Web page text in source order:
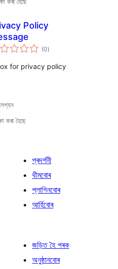
Policy
(0টা
মুঠ)
for privacy policy
কৰা হৈছে
প্ৰদৰ্শনী
থীমবোৰ
প্লাগিনবোৰ
আৰ্হিবোৰ
জড়িত হৈ পৰক
অনুষ্ঠানবোৰ